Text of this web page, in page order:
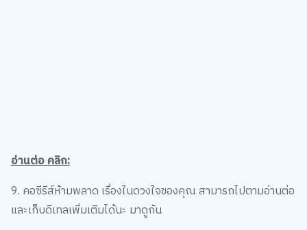
อ่านต่อ คลิก:
9. คอซีรีส์ห้ามพลาด เรื่องในดวงใจของคุณ สามารถไปตามอ่านต่อ
และเก็บดีเทลเพิ่มเติมได้นะ มาดูกัน